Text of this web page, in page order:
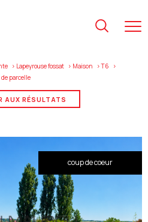
Lapeyrouse fossat Maison
T6
de parcelle
AUX RÉSULTATS
coup de coeur